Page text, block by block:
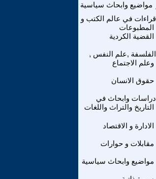
مواضيع وابحاث سياسية
قراءات في عالم الكتب و
المطبوعات
القضية الكردية
الفلسفة ,علم النفس ,
وعلم الاجتماع
حقوق الانسان
دراسات وابحاث في
التاريخ والتراث واللغات
الادارة و الاقتصاد
مقابلات و حوارات
مواضيع وابحاث سياسية